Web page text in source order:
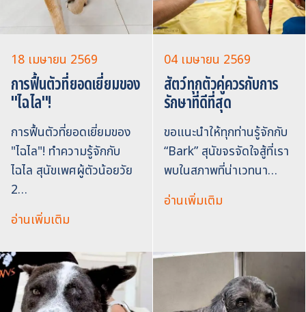
18 เมษายน 2569
การฟื้นตัวที่ยอดเยี่ยมของ
"ไฉไล"!
การฟื้นตัวที่ยอดเยี่ยมของ
"ไฉไล"! ทำความรู้จักกับ
ไฉไล สุนัขเพศผู้ตัวน้อยวัย
2…
อ่านเพิ่มเติม
04 เมษายน 2569
สัตว์ทุกตัวคู่ควรกับการ
รักษาที่ดีที่สุด
ขอแนะนำให้ทุกท่านรู้จักกับ
“Bark” สุนัขจรจัดใจสู้ที่เรา
พบในสภาพที่น่าเวทนา…
อ่านเพิ่มเติม